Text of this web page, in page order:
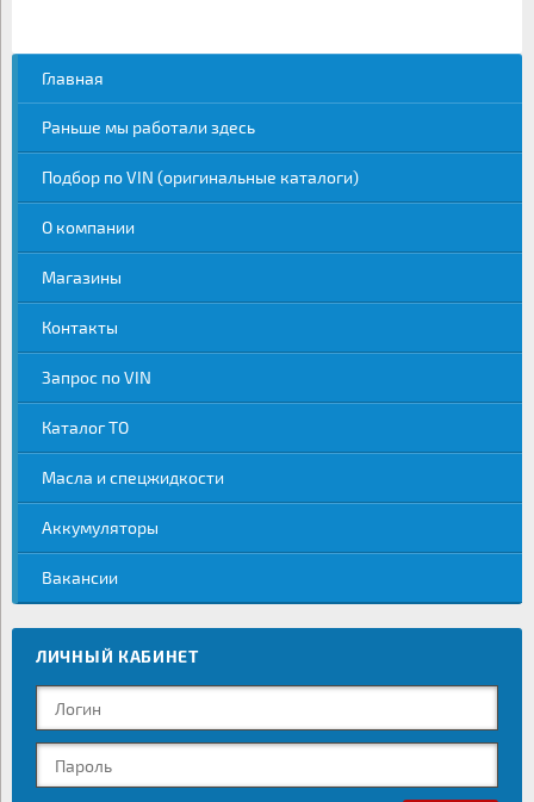
Главная
Раньше мы работали здесь
Подбор по VIN (оригинальные каталоги)
О компании
Магазины
Контакты
Запрос по VIN
Каталог ТО
Масла и спецжидкости
Аккумуляторы
Вакансии
ЛИЧНЫЙ КАБИНЕТ